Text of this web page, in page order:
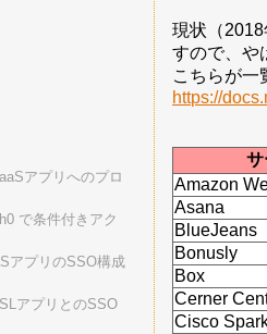
現状（
すので、や
こちらが一
https://
サ
Amazon
Asana
BlueJeans
Bonusly
Box
Cerner
Cisco
アプリへのプロ
で条件付きアク
アプリのSSO構成
アプリとのSSO